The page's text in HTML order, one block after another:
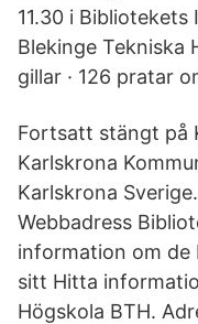
11.30 i
Blekinge Tekniska
gillar · 126 pratar
Fortsatt stängt på
Karlskrona
Karlskrona
Webbadress
information om de
sitt Hitta
Högskola BTH.